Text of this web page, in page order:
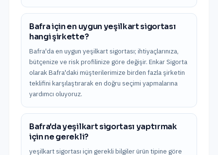
Bafra için en uygun yeşilkart sigortası
hangi şirkette?
Bafra'da en uygun yeşilkart sigortası; ihtiyaçlarınıza,
bütçenize ve risk profilinize göre değişir. Enkar Sigorta
olarak Bafra'daki müşterilerimize birden fazla şirketin
teklifini karşılaştırarak en doğru seçimi yapmalarına
yardımcı oluyoruz.
Bafra'da yeşilkart sigortası yaptırmak
için ne gerekli?
yeşilkart sigortası için gerekli bilgiler ürün tipine göre